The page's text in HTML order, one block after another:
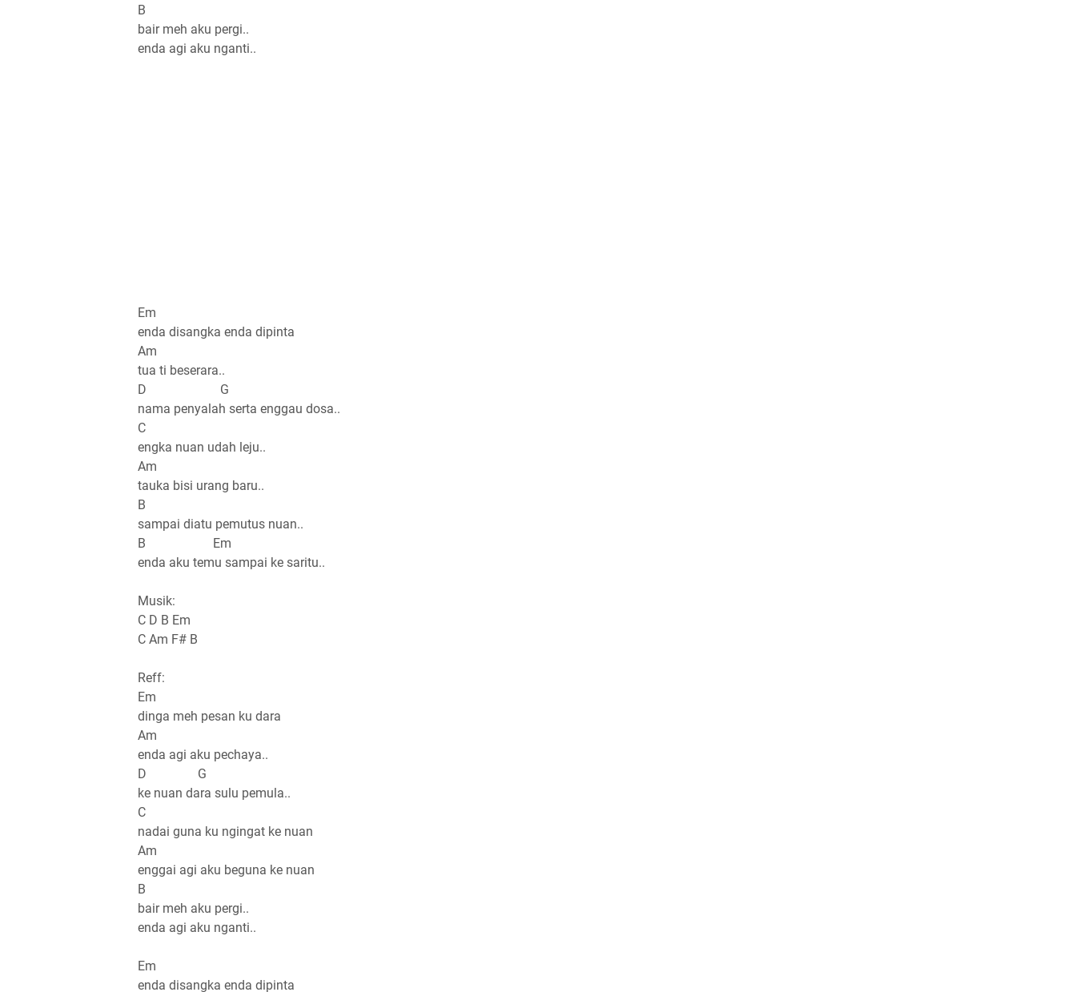
B
bair meh aku pergi..
enda agi aku nganti..
Em
enda disangka enda dipinta
Am
tua ti beserara..
D G
nama penyalah serta enggau dosa..
C
engka nuan udah leju..
Am
tauka bisi urang baru..
B
sampai diatu pemutus nuan..
B Em
enda aku temu sampai ke saritu..
Musik:
C D B Em
C Am F# B
Reff:
Em
dinga meh pesan ku dara
Am
enda agi aku pechaya..
D G
ke nuan dara sulu pemula..
C
nadai guna ku ngingat ke nuan
Am
enggai agi aku beguna ke nuan
B
bair meh aku pergi..
enda agi aku nganti..
Em
enda disangka enda dipinta